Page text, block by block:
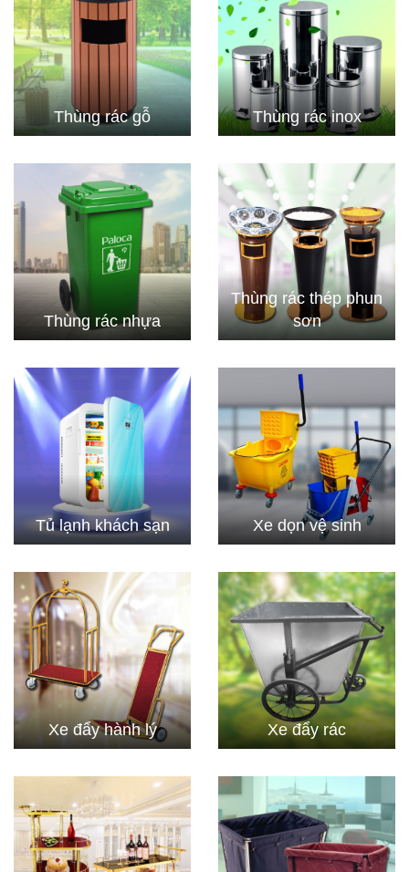
Thùng rác gỗ Thùng rác inox
Thùng rác nhựa
Thùng rác thép phun
sơn
Tủ lạnh khách sạn Xe dọn vệ sinh
Xe đẩy hành lý Xe đẩy rác